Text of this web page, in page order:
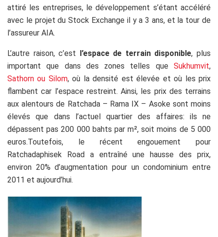
attiré les entreprises, le développement s’étant accéléré
avec le projet du Stock Exchange il y a 3 ans, et la tour de
l’assureur AIA.
L’autre raison, c’est l’espace de terrain disponible, plus
important que dans des zones telles que Sukhumvit,
Sathorn ou Silom, où la densité est élevée et où les prix
flambent car l’espace restreint. Ainsi, les prix des terrains
aux alentours de Ratchada – Rama IX – Asoke sont moins
élevés que dans l’actuel quartier des affaires: ils ne
dépassent pas 200 000 bahts par m², soit moins de 5 000
euros.Toutefois, le récent engouement pour
Ratchadaphisek Road a entraîné une hausse des prix,
environ 20% d’augmentation pour un condominium entre
2011 et aujourd’hui.